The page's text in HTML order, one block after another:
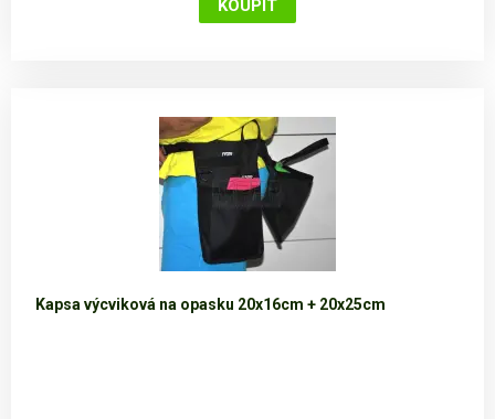
Kapsa výcviková na opasku 20x16cm + 20x25cm